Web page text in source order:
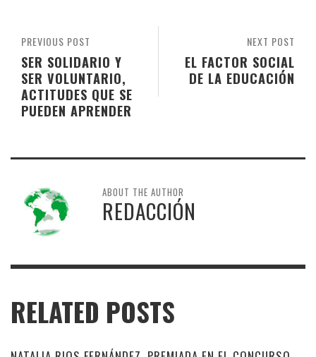
NEXT POST
EL FACTOR SOCIAL
DE LA EDUCACIÓN
PREVIOUS POST
SER SOLIDARIO Y
SER VOLUNTARIO,
ACTITUDES QUE SE
PUEDEN APRENDER
ABOUT THE AUTHOR
REDACCIÓN
RELATED POSTS